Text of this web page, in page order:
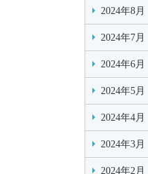
2024年8月
2024年7月
2024年6月
2024年5月
2024年4月
2024年3月
2024年2月